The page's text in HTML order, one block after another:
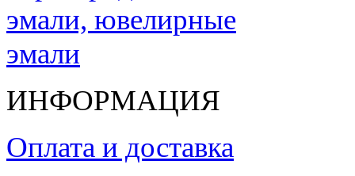
ИНФОРМАЦИЯ
Оплата и доставка